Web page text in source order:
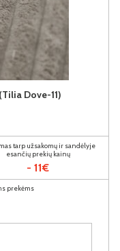
Dove-11)
tarp užsakomų ir sandėlyje
esančių prekių kainų
- 11€
prekėms